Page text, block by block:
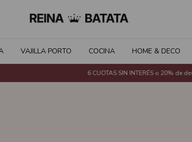
VAJILLA PORTO COCINA HOME & DECO
6 CUOTAS SIN INTERÉS o 20% de